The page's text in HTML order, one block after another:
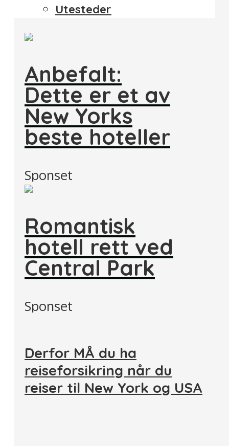
Utesteder
Anbefalt:
Dette er et av
New Yorks
beste hoteller
Sponset
Romantisk
hotell rett ved
Central Park
Sponset
Derfor MÅ du ha
reiseforsikring når du
reiser til New York og USA